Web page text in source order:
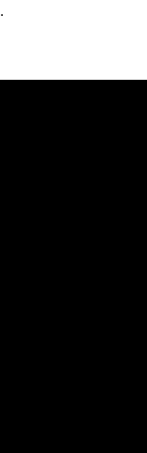
.